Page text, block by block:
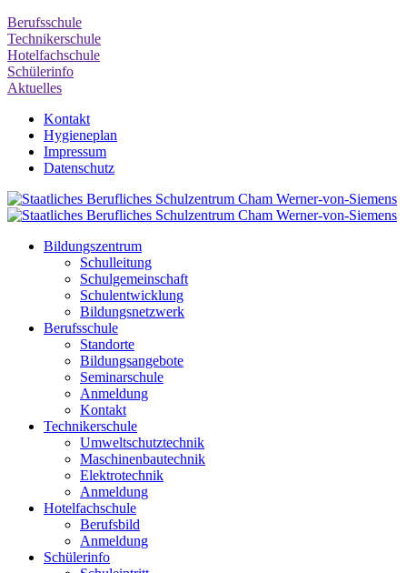
Berufsschule
Technikerschule
Hotelfachschule
Schülerinfo
Aktuelles
Kontakt
Hygieneplan
Impressum
Datenschutz
Bildungszentrum
Schulleitung
Schulgemeinschaft
Schulentwicklung
Bildungsnetzwerk
Berufsschule
Standorte
Bildungsangebote
Seminarschule
Anmeldung
Kontakt
Technikerschule
Umweltschutztechnik
Maschinenbautechnik
Elektrotechnik
Anmeldung
Hotelfachschule
Berufsbild
Anmeldung
Schülerinfo